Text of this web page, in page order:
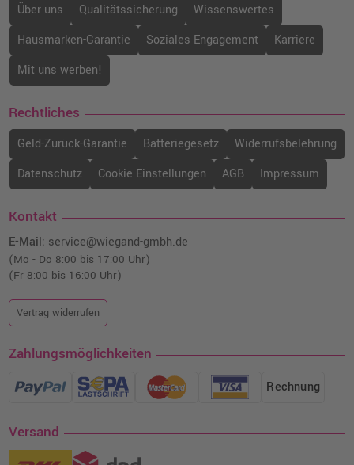
Über uns Qualitätssicherung
Wissenswertes
Hausmarken-Garantie
Soziales Engagement
Karriere
Mit uns werben!
Rechtliches
Geld-Zurück-Garantie Batteriegesetz
Widerrufsbelehrung
Datenschutz
Cookie Einstellungen AGB Impressum
Kontakt
E-Mail: service@wiegand-gmbh.de
(Mo - Do 8:00 bis 17:00 Uhr)
(Fr 8:00 bis 16:00 Uhr)
Vertrag widerrufen
Zahlungsmöglichkeiten
Rechnung
Versand